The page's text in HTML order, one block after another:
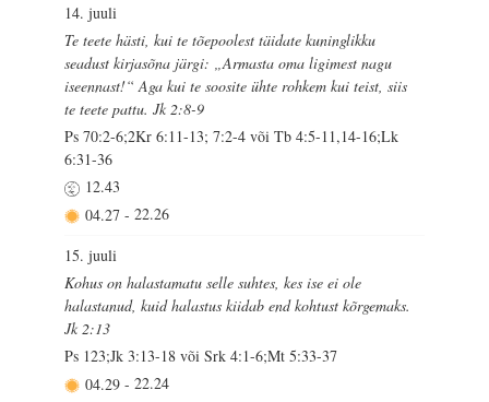
14. juuli
Te teete hästi, kui te tõepoolest täidate kuninglikku
seadust kirjasõna järgi: „Armasta oma ligimest nagu
iseennast!“ Aga kui te soosite ühte rohkem kui teist, siis
te teete pattu. Jk 2:8-9
Ps 70:2-6;2Kr 6:11-13; 7:2-4 või Tb 4:5-11,14-16;Lk
6:31-36
12.43
04.27 - 22.26
15. juuli
Kohus on halastamatu selle suhtes, kes ise ei ole
halastanud, kuid halastus kiidab end kohtust kõrgemaks.
Jk 2:13
Ps 123;Jk 3:13-18 või Srk 4:1-6;Mt 5:33-37
04.29 - 22.24